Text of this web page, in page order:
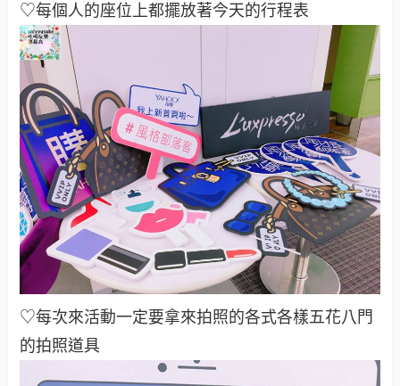
♡每個人的座位上都擺放著今天的行程表
♡每次來活動一定要拿來拍照的各式各樣五花八門
的拍照道具